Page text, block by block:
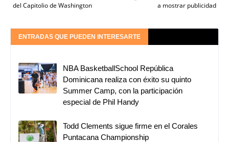
a mostrar publicidad
del Capitolio de Washington
ENTRADAS QUE PUEDEN INTERESARTE
NBA BasketballSchool República
Dominicana realiza con éxito su quinto
Summer Camp, con la participación
especial de Phil Handy
Todd Clements sigue firme en el Corales
Puntacana Championship